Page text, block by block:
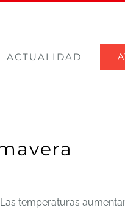
ACTUALIDAD
temperaturas